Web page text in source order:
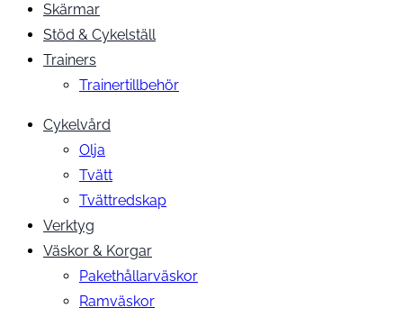
Skärmar
Stöd & Cykelställ
Trainers
Trainertillbehör
Cykelvård
Olja
Tvätt
Tvättredskap
Verktyg
Väskor & Korgar
Pakethållarväskor
Ramväskor